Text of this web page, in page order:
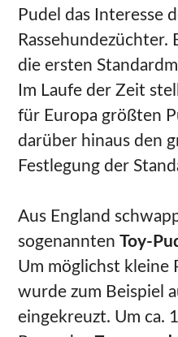
Pudel das Interesse
die ersten
Im Laufe der Zeit
für Europa größten
darüber hinaus den
Festlegung der
Aus England
sogenannten Toy-
Um möglichst kleine
wurde zum Beispiel
eingekreuzt. Um ca.